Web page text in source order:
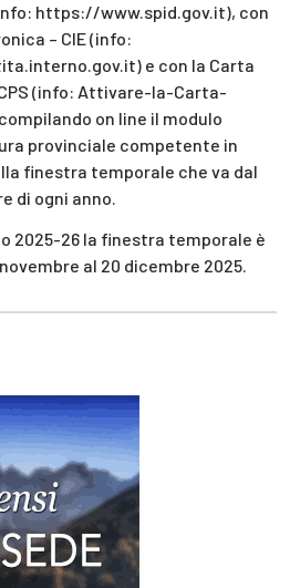
https://www.spid.gov.it), con
– CIE (info:
e con la Carta
(info: Attivare-la-Carta-
on line il modulo
provinciale competente in
finestra temporale che va dal
di ogni anno.
2025-26 la finestra temporale è
al 20 dicembre 2025.